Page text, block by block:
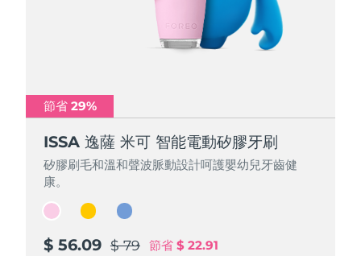
節省 29%
ISSA 逸薩 米可 智能電動矽膠牙刷
矽膠刷毛和溫和聲波脈動設計呵護嬰幼兒牙齒健
康。
$ 56.09 $ 79 節省 $ 22.91
節省 29%
ISSA 逸薩 米可 智能電動矽膠牙刷
矽膠刷毛和溫和聲波脈動設計呵護嬰幼兒牙齒健
康。
$ 56.09 $ 79 節省 $ 22.91
節省 29%
ISSA 逸薩 米可 智能電動矽膠牙刷
矽膠刷毛和溫和聲波脈動設計呵護嬰幼兒牙齒健
康。
$ 56.09 $ 79 節省 $ 22.91